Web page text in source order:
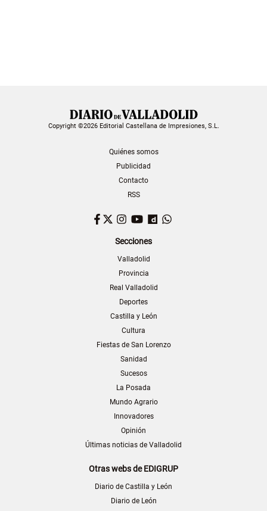
Copyright ©2026 Editorial Castellana de Impresiones, S.L.
Quiénes somos
Publicidad
Contacto
RSS
Facebook
TwitterInstagram
YouTubeDailymotion
Secciones
Valladolid
Provincia
Real Valladolid
Deportes
Castilla y León
Cultura
Fiestas de San Lorenzo
Sanidad
Sucesos
La Posada
Mundo Agrario
Innovadores
Opinión
Últimas noticias de Valladolid
Otras webs de EDIGRUP
Diario de Castilla y León
Diario de León